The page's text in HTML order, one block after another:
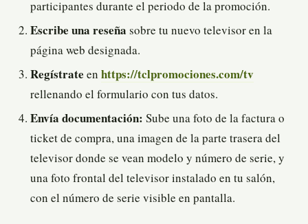
participantes durante el periodo de la promoción.
Escribe una reseña sobre tu nuevo televisor en la
página web designada.
Regístrate en https://tclpromociones.com/tv
rellenando el formulario con tus datos.
Envía documentación: Sube una foto de la factura o
ticket de compra, una imagen de la parte trasera del
televisor donde se vean modelo y número de serie, y
una foto frontal del televisor instalado en tu salón,
con el número de serie visible en pantalla.